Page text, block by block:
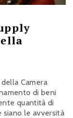
Camera
di beni
quantità di
siano le avversità